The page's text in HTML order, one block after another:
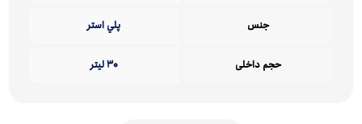
جنس پلي استر
حجم داخلی 30 لیتر